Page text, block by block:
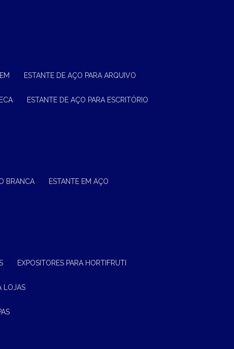
ESTANTE DE AÇO PARA ARQUIVO
ESTANTE DE AÇO PARA ESCRITÓRIO
BRANCA ESTANTE EM AÇO
EXPOSITORES PARA HORTIFRUTI
LOJAS